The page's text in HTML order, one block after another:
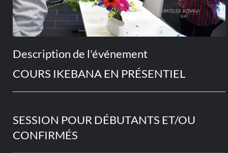
Description de l'événement
COURS IKEBANA EN PRÉSENTIEL
SESSION POUR DÉBUTANTS ET/OU
CONFIRMÉS